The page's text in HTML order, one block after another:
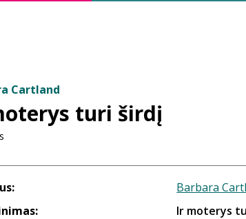
Cartland
turi širdį
Barbara
Ir moterys